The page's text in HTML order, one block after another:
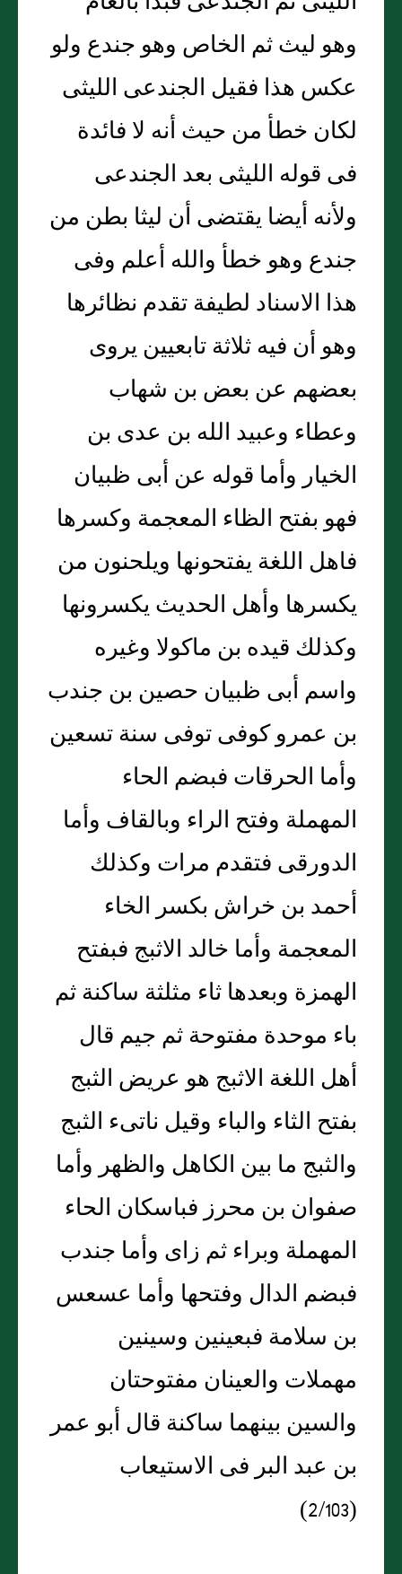
وهو ليث ثم الخاص وهو جندع ولو
عكس هذا فقيل الجندعى الليثى
لكان خطأ من حيث أنه لا فائدة
فى قوله الليثى بعد الجندعى
ولأنه أيضا يقتضى أن ليثا بطن من
جندع وهو خطأ والله أعلم وفى
هذا الاسناد لطيفة تقدم نظائرها
وهو أن فيه ثلاثة تابعيين يروى
بعضهم عن بعض بن شهاب
وعطاء وعبيد الله بن عدى بن
الخيار وأما قوله عن أبى ظبيان
فهو بفتح الظاء المعجمة وكسرها
فاهل اللغة يفتحونها ويلحنون من
يكسرها وأهل الحديث يكسرونها
وكذلك قيده بن ماكولا وغيره
واسم أبى ظبيان حصين بن جندب
بن عمرو كوفى توفى سنة تسعين
وأما الحرقات فبضم الحاء
المهملة وفتح الراء وبالقاف وأما
الدورقى فتقدم مرات وكذلك
أحمد بن خراش بكسر الخاء
المعجمة وأما خالد الاثبج فبفتح
الهمزة وبعدها ثاء مثلثة ساكنة ثم
باء موحدة مفتوحة ثم جيم قال
أهل اللغة الاثبج هو عريض الثبج
بفتح الثاء والباء وقيل ناتىء الثبج
والثبج ما بين الكاهل والظهر وأما
صفوان بن محرز فباسكان الحاء
المهملة وبراء ثم زاى وأما جندب
فبضم الدال وفتحها وأما عسعس
بن سلامة فبعينين وسينين
مهملات والعينان مفتوحتان
والسين بينهما ساكنة قال أبو عمر
بن عبد البر فى الاستيعاب
(2/103)